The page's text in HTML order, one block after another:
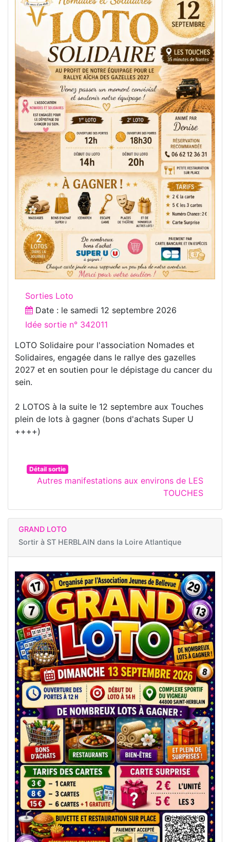
Sorties Loto
Date : le samedi 12 septembre 2026
Idée sortie n° 342011
LOTO Solidaire pour l'association Nomades et
Solidaires, engagée dans le rallye des gazelles
2027 et en soutien pour le dépistage du cancer du
sein.
2 LOTOS à la suite le 12 septembre aux Touches
plein de lots à gagner (bons d'achats Super U
++++)
Détail sortie
Autres manifestations aux environs de LES
TOUCHES
GRAND LOTO
Sortir à ST HERBLAIN dans la Loire Atlantique